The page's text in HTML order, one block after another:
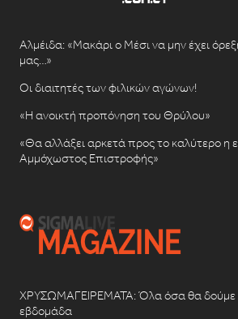
Αλμέιδα: «Μακάρι ο Μέσι να μην έχει
μας…»
Οι διαιτητές των φιλικών αγώνων!
«Η ανοικτή προπόνηση του Θρύλου»
«Θα αλλάξει αρκετά προς το καλύτερο η
Αμμόχωστος Επιστροφής»
ΧΡΥΣΩΜΑΓΕΙΡΕΜΑΤΑ: Όλα όσα θα δούμε
εβδομάδα